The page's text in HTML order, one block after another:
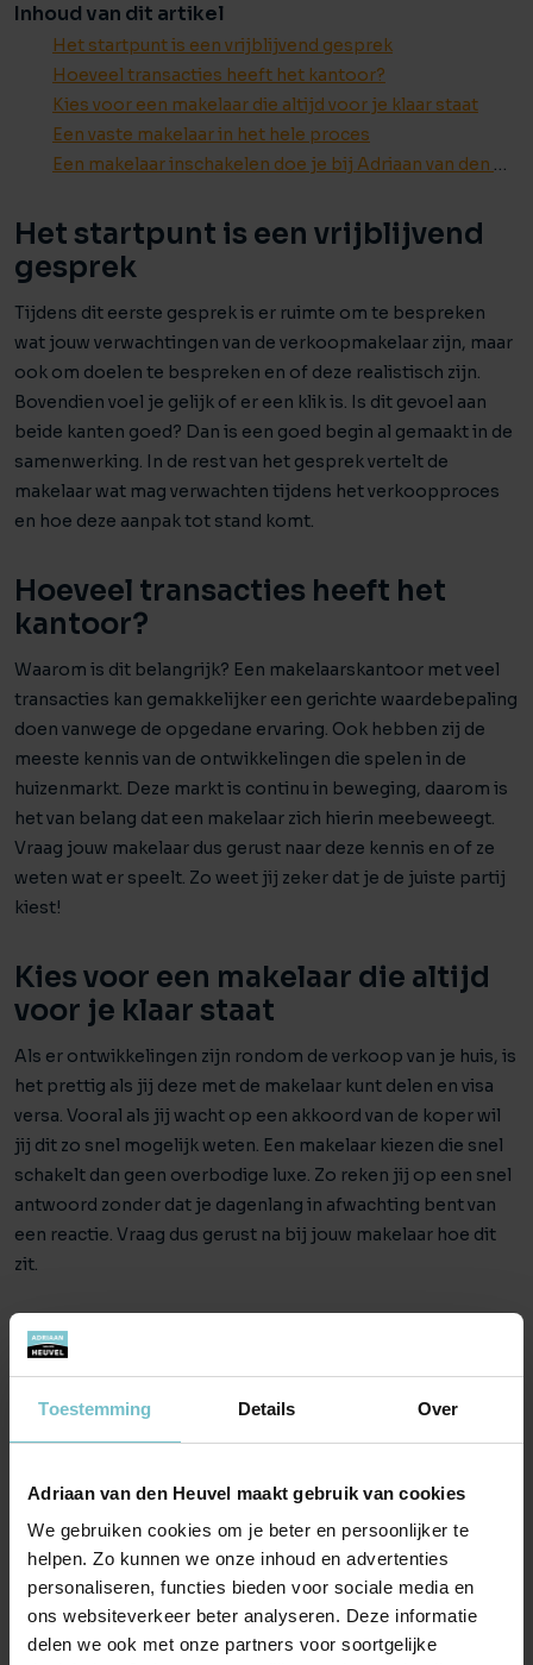
Toestemming Details Over
Adriaan van den Heuvel maakt gebruik van cookies
We gebruiken cookies om je beter en persoonlijker te
helpen. Zo kunnen we onze inhoud en advertenties
personaliseren, functies bieden voor sociale media en
ons websiteverkeer beter analyseren. Deze informatie
delen we ook met onze partners voor soortgelijke
Inhoud van dit artikel
Het startpunt is een vrijblijvend gesprek
Hoeveel transacties heeft het kantoor?
Kies voor een makelaar die altijd voor je klaar staat
Een vaste makelaar in het hele proces
Een makelaar inschakelen doe je bij Adriaan van den Heuvel
Het startpunt is een vrijblijvend
gesprek
Tijdens dit eerste gesprek is er ruimte om te bespreken
wat jouw verwachtingen van de verkoopmakelaar zijn, maar
ook om doelen te bespreken en of deze realistisch zijn.
Bovendien voel je gelijk of er een klik is. Is dit gevoel aan
beide kanten goed? Dan is een goed begin al gemaakt in de
samenwerking. In de rest van het gesprek vertelt de
makelaar wat mag verwachten tijdens het verkoopproces
en hoe deze aanpak tot stand komt.
Hoeveel transacties heeft het
kantoor?
Waarom is dit belangrijk? Een makelaarskantoor met veel
transacties kan gemakkelijker een gerichte waardebepaling
doen vanwege de opgedane ervaring. Ook hebben zij de
meeste kennis van de ontwikkelingen die spelen in de
huizenmarkt. Deze markt is continu in beweging, daarom is
het van belang dat een makelaar zich hierin meebeweegt.
Vraag jouw makelaar dus gerust naar deze kennis en of ze
weten wat er speelt. Zo weet jij zeker dat je de juiste partij
kiest!
Kies voor een makelaar die altijd
voor je klaar staat
Als er ontwikkelingen zijn rondom de verkoop van je huis, is
het prettig als jij deze met de makelaar kunt delen en visa
versa. Vooral als jij wacht op een akkoord van de koper wil
jij dit zo snel mogelijk weten. Een makelaar kiezen die snel
schakelt dan geen overbodige luxe. Zo reken jij op een snel
antwoord zonder dat je dagenlang in afwachting bent van
een reactie. Vraag dus gerust na bij jouw makelaar hoe dit
zit.
Een vaste makelaar in het hele
proces
Vanaf het moment dat het verkoopbord in de tuin wordt
geplaatst tot de sleuteloverdracht. Als jij dit proces
altijd waar je aan toe bent. Zij zijn op de hoogte van alle
ontwikkelingen rondom jouw situatie en weten wat jouw
wensen zijn. Elke keer een verschillende makelaar is niet
prettig. Informeer dus goed naar deze voorwaarde als je
kiest voor jouw verkoopmakelaar.